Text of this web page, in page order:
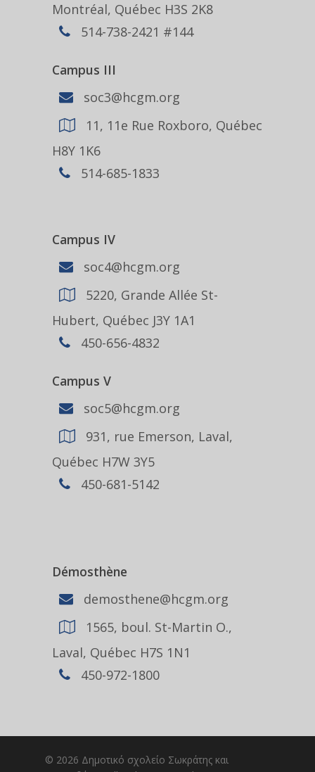
Montréal, Québec H3S 2K8
514-738-2421 #144
Campus III
soc3@hcgm.org
11, 11e Rue Roxboro, Québec
H8Y 1K6
514-685-1833
Campus IV
soc4@hcgm.org
5220, Grande Allée St-
Hubert, Québec J3Y 1A1
450-656-4832
Campus V
soc5@hcgm.org
931, rue Emerson, Laval,
Québec H7W 3Y5
450-681-5142
Démosthène
demosthene@hcgm.org
1565, boul. St-Martin O.,
Laval, Québec H7S 1N1
450-972-1800
© 2026 Δημοτικό σχολείο Σωκράτης και